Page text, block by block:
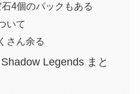
4個のパックもある
いて
さん余る
Legends まと